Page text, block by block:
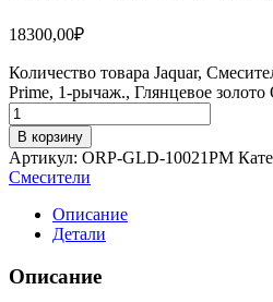
18300,00₽
Количество товара Jaquar,
Prime, 1-рычаж., Глянцевое
В корзину
Артикул: ORP-GLD-10021PM
Смесители
Описание
Детали
Описание